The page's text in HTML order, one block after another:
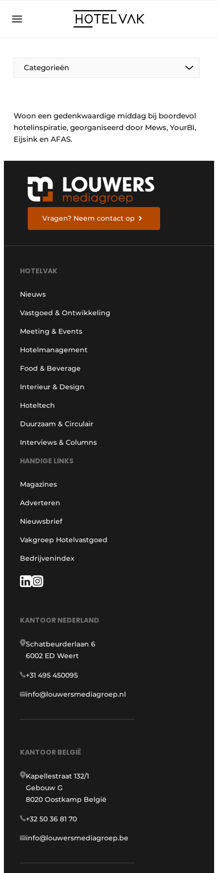
EN
BE
EN
FR
Categorieën
Duurzaam & Circulair
Hoteltech
Personeel & Opleiding
Wellness & Comfort
Woon een gedenkwaardige middag bij boordevol
hotelinspiratie, georganiseerd door Mews, YourBI,
Eijsink en AFAS.
Vragen? Neem contact op
HOTELVAK
Nieuws
Vastgoed & Ontwikkeling
Meeting & Events
Hotelmanagement
Food & Beverage
Interieur & Design
Hoteltech
Duurzaam & Circulair
Interviews & Columns
HANDIGE LINKS
Magazines
Adverteren
Nieuwsbrief
Vakgroep Hotelvastgoed
Bedrijvenindex
KANTOOR NEDERLAND
Schatbeurderlaan 6
6002 ED Weert
+31 495 450095
info@louwersmediagroep.nl
KANTOOR BELGIË
Kapellestraat 132/1
Gebouw G
8020 Oostkamp België
+32 50 36 81 70
info@louwersmediagroep.be